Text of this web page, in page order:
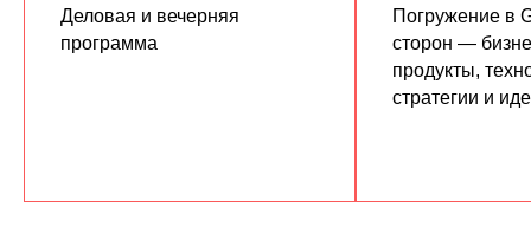
Деловая и вечерняя
программа
Погружение в
сторон —
продукты,
стратегии и